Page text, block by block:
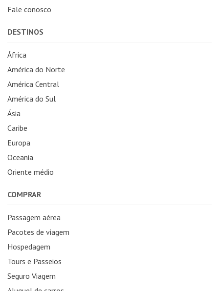
Fale conosco
DESTINOS
África
América do Norte
América Central
América do Sul
Ásia
Caribe
Europa
Oceania
Oriente médio
COMPRAR
Passagem aérea
Pacotes de viagem
Hospedagem
Tours e Passeios
Seguro Viagem